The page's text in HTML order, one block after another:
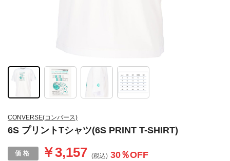
CONVERSE(コンバース)
6S プリントTシャツ(6S PRINT T-SHIRT)
￥3,157 (税込) 30％OFF